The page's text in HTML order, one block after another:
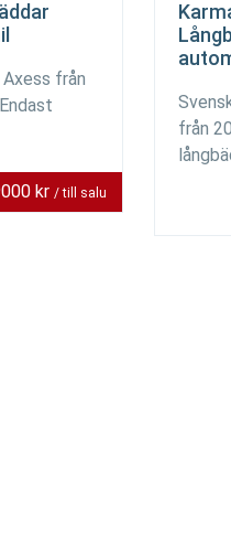
från
kr / till salu
från